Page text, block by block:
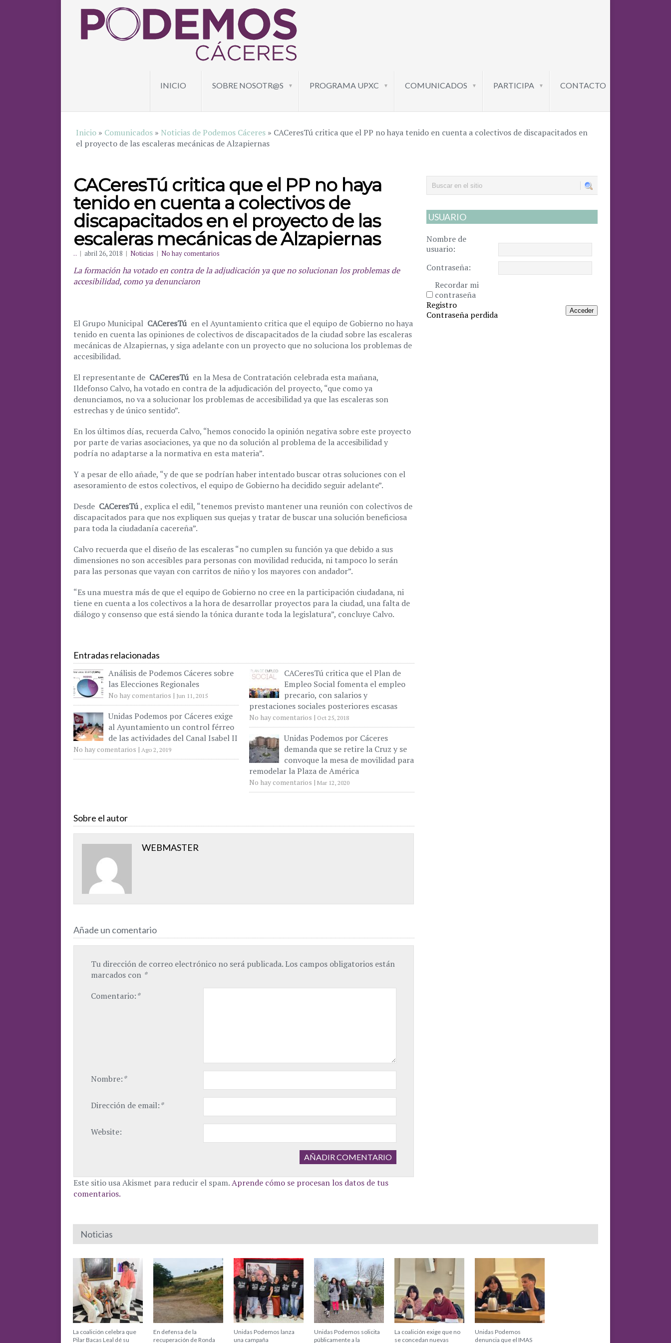
INICIO SOBRE NOSOTR@S ▼ PROGRAMA UPXC ▼ COMUNICADOS ▼ PARTICIPA ▼ CONTACTO
Inicio » Comunicados » Noticias de Podemos Cáceres » CACeresTú critica que el PP no haya tenido en cuenta a colectivos de discapacitados en
el proyecto de las escaleras mecánicas de Alzapiernas
CACeresTú critica que el PP no haya
tenido en cuenta a colectivos de
discapacitados en el proyecto de las
escaleras mecánicas de Alzapiernas
. . | abril 26, 2018 | Noticias | No hay comentarios
La formación ha votado en contra de la adjudicación ya que no solucionan los problemas de
accesibilidad, como ya denunciaron
El Grupo Municipal CACeresTú en el Ayuntamiento critica que el equipo de Gobierno no haya
tenido en cuenta las opiniones de colectivos de discapacitados de la ciudad sobre las escaleras
mecánicas de Alzapiernas, y siga adelante con un proyecto que no soluciona los problemas de
accesibilidad.
El representante de CACeresTú en la Mesa de Contratación celebrada esta mañana,
Ildefonso Calvo, ha votado en contra de la adjudicación del proyecto, “que como ya
denunciamos, no va a solucionar los problemas de accesibilidad ya que las escaleras son
estrechas y de único sentido”.
En los últimos días, recuerda Calvo, “hemos conocido la opinión negativa sobre este proyecto
por parte de varias asociaciones, ya que no da solución al problema de la accesibilidad y
podría no adaptarse a la normativa en esta materia”.
Y a pesar de ello añade, “y de que se podrían haber intentado buscar otras soluciones con el
asesoramiento de estos colectivos, el equipo de Gobierno ha decidido seguir adelante”.
Desde CACeresTú, explica el edil, “tenemos previsto mantener una reunión con colectivos de
discapacitados para que nos expliquen sus quejas y tratar de buscar una solución beneficiosa
para toda la ciudadanía cacereña”.
Calvo recuerda que el diseño de las escaleras “no cumplen su función ya que debido a sus
dimensiones no son accesibles para personas con movilidad reducida, ni tampoco lo serán
para las personas que vayan con carritos de niño y los mayores con andador”.
“Es una muestra más de que el equipo de Gobierno no cree en la participación ciudadana, ni
tiene en cuenta a los colectivos a la hora de desarrollar proyectos para la ciudad, una falta de
diálogo y consenso que está siendo la tónica durante toda la legislatura”, concluye Calvo.
Entradas relacionadas
Análisis de Podemos Cáceres sobre
las Elecciones Regionales
No hay comentarios | Jun 11, 2015
CACeresTú critica que el Plan de
Empleo Social fomenta el empleo
precario, con salarios y
prestaciones sociales posteriores escasas
No hay comentarios | Oct 25, 2018
Unidas Podemos por Cáceres exige
al Ayuntamiento un control férreo
de las actividades del Canal Isabel II
No hay comentarios | Ago 2, 2019
Unidas Podemos por Cáceres
demanda que se retire la Cruz y se
convoque la mesa de movilidad para
remodelar la Plaza de América
No hay comentarios | Mar 12, 2020
Sobre el autor
WEBMASTER
Añade un comentario
Tu dirección de correo electrónico no será publicada.Los campos obligatorios están
marcados con *
Comentario:*
Nombre:*
Dirección de email:*
Website:
Este sitio usa Akismet para reducir el spam.Aprende cómo se procesan los datos de tus
comentarios.
USUARIO
Nombre de
usuario:
Contraseña:
Recordar mi
contraseña
Acceder
Registro
Contraseña perdida
Noticias
La coalición celebra que
Pilar Bacas Leal dé su
En defensa de la
recuperación de Ronda
Unidas Podemos lanza
una campaña
Unidas Podemos solicita
públicamente a la
La coalición exige que no
se concedan nuevas
Unidas Podemos
denuncia que el IMAS